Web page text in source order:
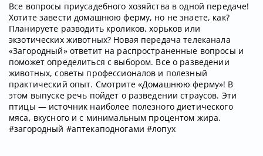
Все вопросы приусадебного хозяйства в одной передаче!
Хотите завести домашнюю ферму, но не знаете, как?
Планируете разводить кроликов, хорьков или
экзотических животных? Новая передача телеканала
«Загородный» ответит на распространенные вопросы и
поможет определиться с выбором. Все о разведении
животных, советы профессионалов и полезный
практический опыт. Смотрите «Домашнюю ферму»! В
этом выпуске речь пойдет о разведении страусов. Эти
птицы — источник наиболее полезного диетического
мяса, вкусного и с минимальным процентом жира.
#загородный #аптекаподногами #лопух